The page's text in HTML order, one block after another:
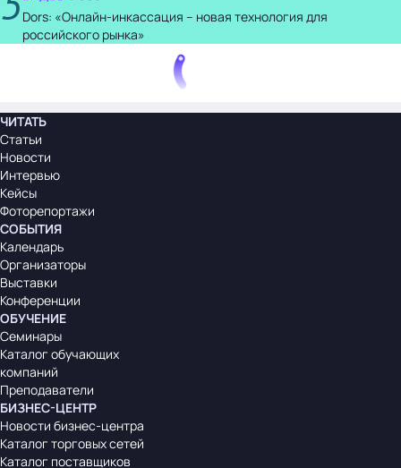
Dors: «Онлайн-инкассация – новая технология для
российского рынка»
ЧИТАТЬ
Статьи
Новости
Интервью
Кейсы
Фоторепортажи
СОБЫТИЯ
Календарь
Организаторы
Выставки
Конференции
ОБУЧЕНИЕ
Семинары
Каталог обучающих
компаний
Преподаватели
БИЗНЕС-ЦЕНТР
Новости бизнес-центра
Каталог торговых сетей
Каталог поставщиков